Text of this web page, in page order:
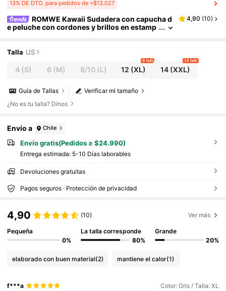
13% DE DTO. para pedidos de +$13.027
ROMWE Kawaii Sudadera con capucha d
e peluche con cordones y brillos en estamp
4,90 (10)
Talla US
4 (S) 6 (M) 8/10(L) 12 (XL)
8 left
14 (XXL)
10 left
Verificar mi tamaño
Guía de Tallas
¿No es tu talla? Dinos
Envío a Chile
Envío gratis(Pedidos ≥ $24.990)
Entrega estimada: 5-10 Días laborables
Devoluciones gratuitas
Pagos seguros · Protección de privacidad
4,90 (10) Ver más
Pequeña
0%
La talla corresponde
80%
Grande
20%
elaborado con buen material(2) mantiene el calor(1)
f***a Color: Gris / Talla: XL